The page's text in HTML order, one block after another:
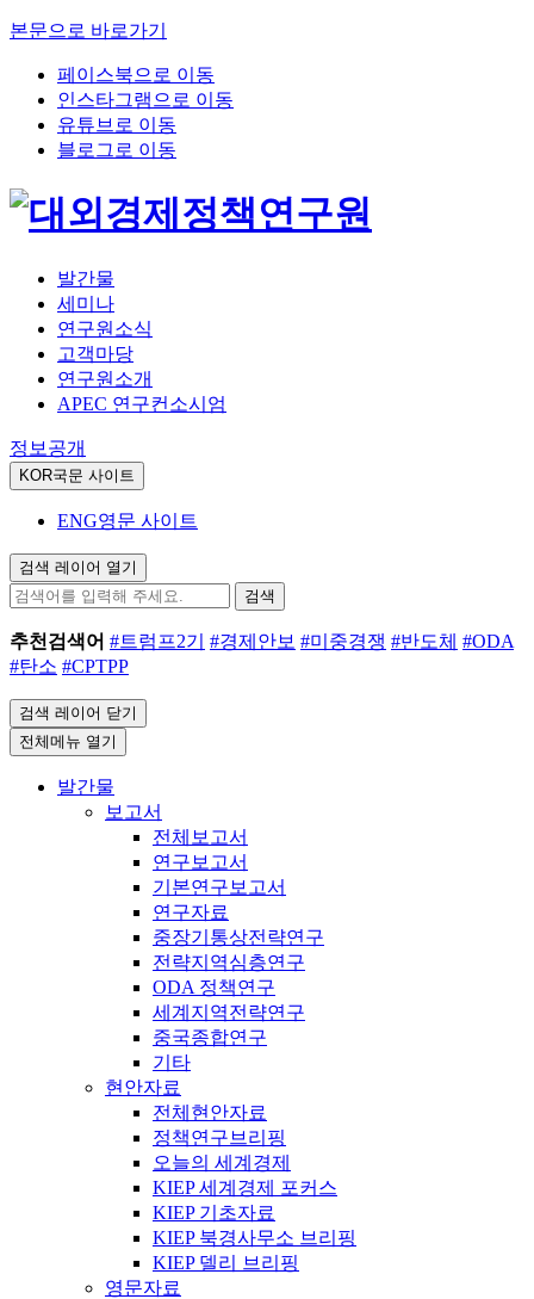
본문으로 바로가기
페이스북으로 이동
인스타그램으로 이동
유튜브로 이동
블로그로 이동
발간물
세미나
연구원소식
고객마당
연구원소개
APEC 연구컨소시엄
정보공개
KOR국문 사이트
ENG영문 사이트
검색 레이어 열기
검색
추천검색어 #트럼프2기 #경제안보 #미중경쟁 #반도체 #ODA
#탄소 #CPTPP
검색 레이어 닫기
전체메뉴 열기
발간물
보고서
전체보고서
연구보고서
기본연구보고서
연구자료
중장기통상전략연구
전략지역심층연구
ODA 정책연구
세계지역전략연구
중국종합연구
기타
현안자료
전체현안자료
정책연구브리핑
오늘의 세계경제
KIEP 세계경제 포커스
KIEP 기초자료
KIEP 북경사무소 브리핑
KIEP 델리 브리핑
영문자료